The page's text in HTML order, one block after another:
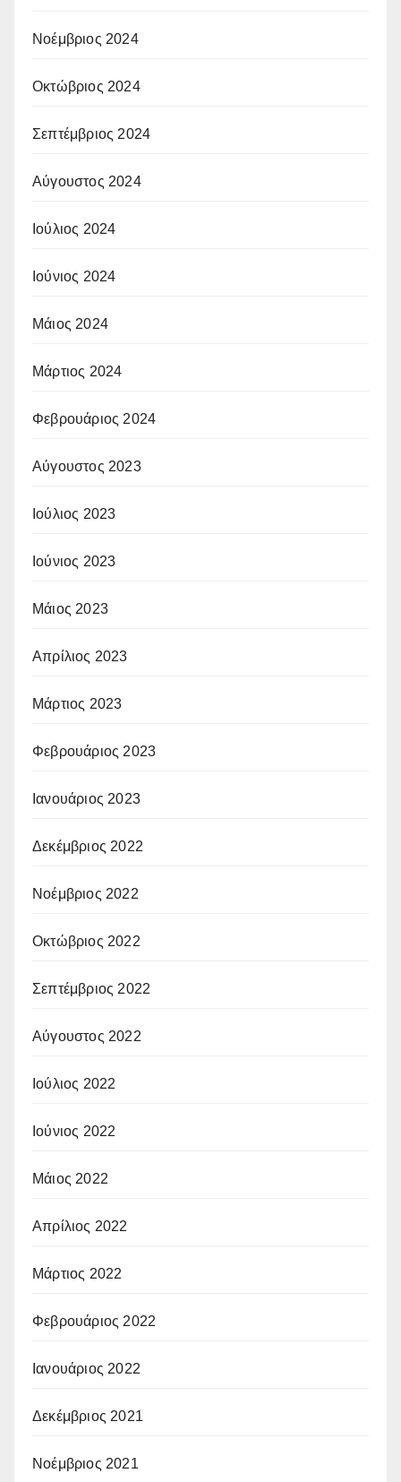
Νοέμβριος 2024
Οκτώβριος 2024
Σεπτέμβριος 2024
Αύγουστος 2024
Ιούλιος 2024
Ιούνιος 2024
Μάιος 2024
Μάρτιος 2024
Φεβρουάριος 2024
Αύγουστος 2023
Ιούλιος 2023
Ιούνιος 2023
Μάιος 2023
Απρίλιος 2023
Μάρτιος 2023
Φεβρουάριος 2023
Ιανουάριος 2023
Δεκέμβριος 2022
Νοέμβριος 2022
Οκτώβριος 2022
Σεπτέμβριος 2022
Αύγουστος 2022
Ιούλιος 2022
Ιούνιος 2022
Μάιος 2022
Απρίλιος 2022
Μάρτιος 2022
Φεβρουάριος 2022
Ιανουάριος 2022
Δεκέμβριος 2021
Νοέμβριος 2021